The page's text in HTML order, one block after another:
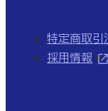
特定商取
採用情報